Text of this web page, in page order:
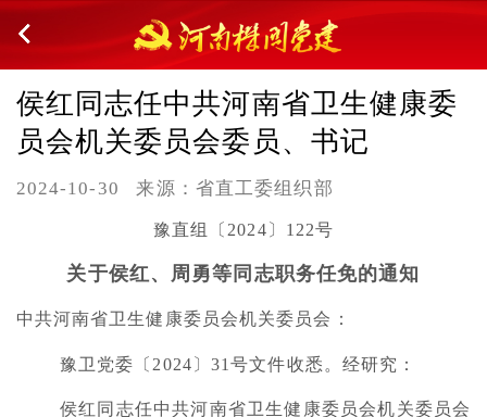
侯红同志任中共河南省卫生健康委
员会机关委员会委员、书记
2024-10-30 来源：省直工委组织部
豫直组〔2024〕122号
关于侯红、周勇等同志职务任免的通知
中共河南省卫生健康委员会机关委员会：
豫卫党委〔2024〕31号文件收悉。经研究：
侯红同志任中共河南省卫生健康委员会机关委员会